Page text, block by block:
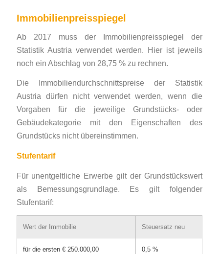
Immobilienpreisspiegel
Ab 2017 muss der Immobilienpreisspiegel der
Statistik Austria verwendet werden. Hier ist jeweils
noch ein Abschlag von 28,75 % zu rechnen.
Die Immobiliendurchschnittspreise der Statistik
Austria dürfen nicht verwendet werden, wenn die
Vorgaben für die jeweilige Grundstücks- oder
Gebäudekategorie mit den Eigenschaften des
Grundstücks nicht übereinstimmen.
Stufentarif
Für unentgeltliche Erwerbe gilt der Grundstückswert
als Bemessungsgrundlage. Es gilt folgender
Stufentarif:
Wert der Immobilie Steuersatz neu
für die ersten € 250.000,00 0,5 %